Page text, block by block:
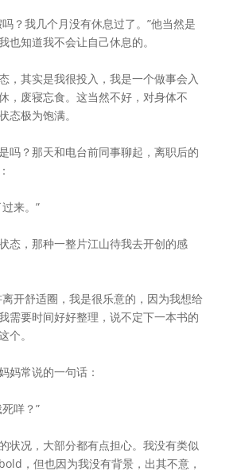
？我几个月没有休息过了。”他当然是
也知道我不会让自己休息的。
，其实是我很投入，我是一个做事会入
，废寝忘食。这当然不好，对身体不
态极为饱满。
吗？那天和电台前同事聊起，离职后的
来。”
态，那种一整片江山待我去开创的感
开舒适圈，我是很乐意的，因为我想给
需要时间好好整理，说不定下一本书的
个。
妈常说的一句话：
咩？”
状况，大部分都有点担心。我没有类似
，但也因为我没有背景，出其不意，